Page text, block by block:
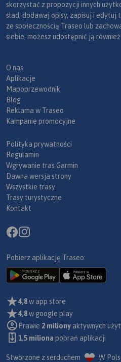
skorzystać z propozycji innych
ślad, dodawaj opisy, zapisuj i edytuj
ze społecznością Traseo lub
siebie, możesz udostępnić ją
O nas
Aplikacje
Mapoprzewodnik
Blog
Reklama w Traseo
Kampanie promocyjne
Polityka prywatności
Regulamin
Wgrywanie tras Garmin
Dawna wersja strony
Wszystkie trasy
Trasy turystyczne
Kontakt
Pobierz aplikację Traseo:
4,8w app store
4,8w google play
Prawie 2 miliony aktywnych
1.5 miliona pobrań aplikacji
Stworzone z serduchem W